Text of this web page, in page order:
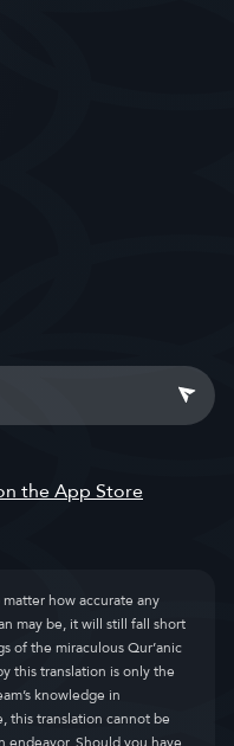
how accurate any
may be, it will still fall short
of the miraculous Qur’anic
this translation is only the
knowledge in
this translation cannot be